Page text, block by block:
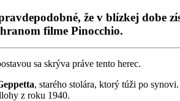
že v blízkej dobe
filme Pinocchio.
sa skrýva práve tento herec.
, starého stolára, ktorý túži po
z roku 1940.